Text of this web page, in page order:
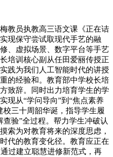
员执教高三语文课《正在诘
现保守尝试取现代手艺的融
、虚拟场景、数字平台等手艺
培训核心副从任田爱丽传授正
践为我们人工智能时代的讲授
的经验和。教育部中学校长培
致辞。同时出力培育学生的学
现从“学问导向”到“焦点素养
三十周韶华诞，指导学生履
验”全过程。帮力学生冲破认
索为对教育将来的深度思虑，
代的教育变化径。教育应正在
过建立聪慧进修新范式，再